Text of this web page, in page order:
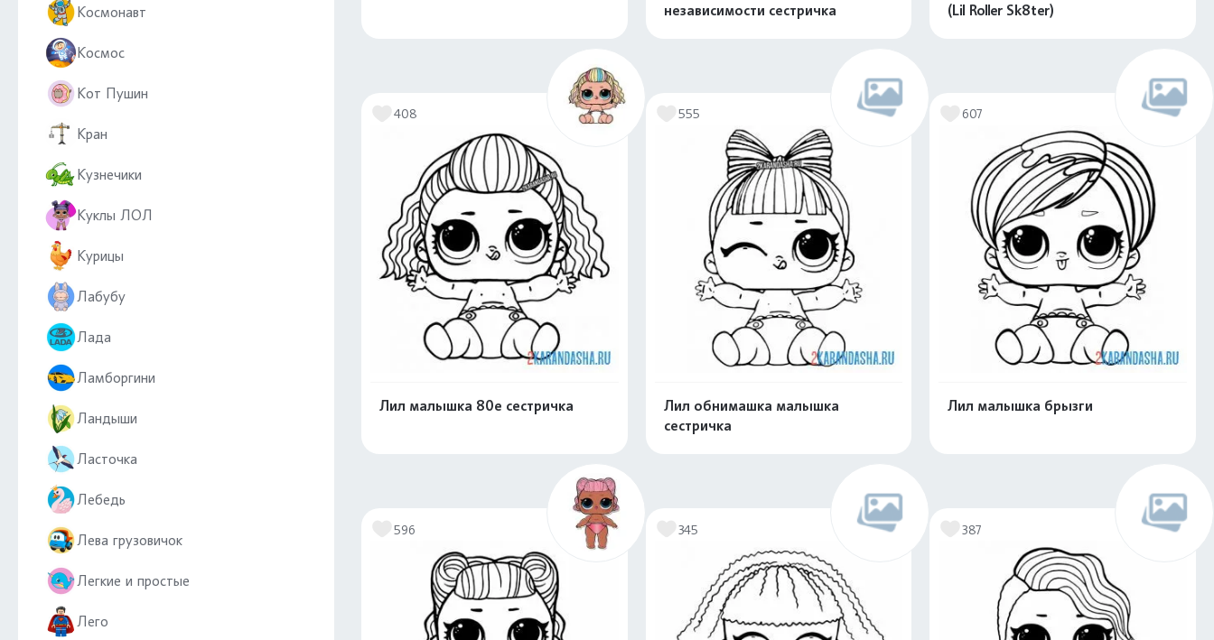
Космонавт
Космос
Кот Пушин
Кран
Кузнечики
Куклы ЛОЛ
Курицы
Лабубу
Лада
Ламборгини
Ландыши
Ласточка
Лебедь
Лева грузовичок
Легкие и простые
Лего
независимости сестричка
(Lil Roller Sk8ter)
408
Лил малышка 80е сестричка
555
Лил обнимашка малышка
сестричка
607
Лил малышка брызги
596 345 387